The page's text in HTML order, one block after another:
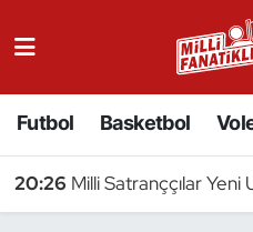
Futbol Basketbol
20:26 Milli Satranççılar Yeni
Badminton